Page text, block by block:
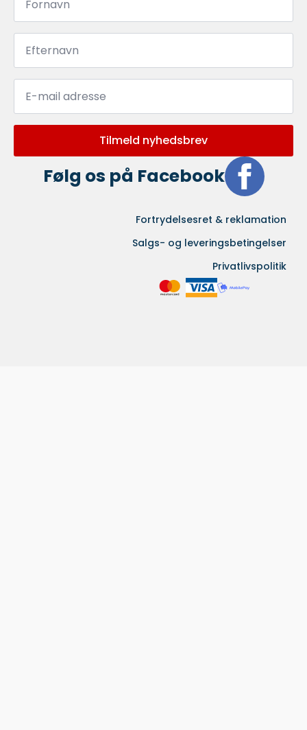
Efternavn
Email
Tilmeld nyhedsbrev
Følg os på Facebook
Fortrydelsesret & reklamation
Salgs- og leveringsbetingelser
Privatlivspolitik